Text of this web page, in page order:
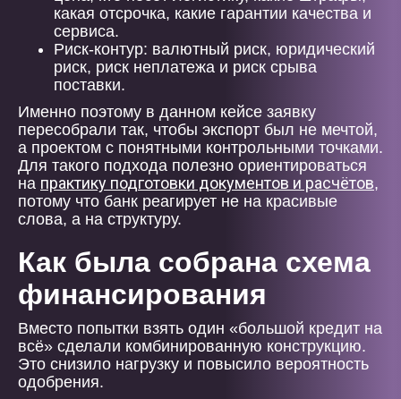
какая отсрочка, какие гарантии качества и
сервиса.
Риск-контур: валютный риск, юридический
риск, риск неплатежа и риск срыва
поставки.
Именно поэтому в данном кейсе заявку
пересобрали так, чтобы экспорт был не мечтой,
а проектом с понятными контрольными точками.
Для такого подхода полезно ориентироваться
на практику подготовки документов и расчётов,
потому что банк реагирует не на красивые
слова, а на структуру.
Как была собрана схема
финансирования
Вместо попытки взять один «большой кредит на
всё» сделали комбинированную конструкцию.
Это снизило нагрузку и повысило вероятность
одобрения.